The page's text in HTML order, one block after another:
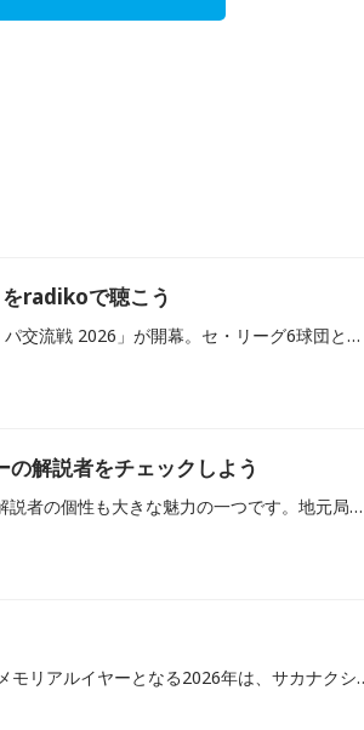
radikoで聴こう
プロ野球では、5月26日（火）から「日本生命セ・パ交流戦 2026」が開幕。セ・リーグ6球団とパ・リーグ6球団が公式戦で激突する年に一度の戦いを、ぜひradiko（ラジコ）でお楽しみください！
解説者をチェックしよう
ラジオのプロ野球中継では、実況アナウンサーと解説者の個性も大きな魅力の一つです。地元局ならではの熱量あふれる実況に加え、元プロ野球選手だからこそ語れる細やかな視点の解説も楽しめます。当記事では、全国のラジオ局から、名物実況アナウンサーや解説者が出演するプロ野球中継番組をピックアップしてご紹介します。
今年で球団創設90周年を迎えた中日ドラゴンズ。メモリアルイヤーとなる2026年は、サカナクション・山口一郎さんを「ド